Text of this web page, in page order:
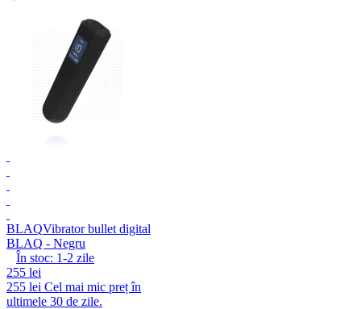
BLAQVibrator bullet digital
BLAQ - Negru
În stoc: 1-2 zile
255 lei
255 lei Cel mai mic preț în
ultimele 30 de zile.